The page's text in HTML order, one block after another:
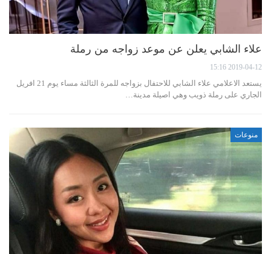
علاء الشابي يعلن عن موعد زواجه من رملة
2019-04-12 15:16
يستعد الاعلامي علاء الشابي للاحتفال بزواجه للمرة الثالثة مساء يوم 21 افريل
الجاري على رملة ذويب وهي اصيلة مدينة…
منوعات